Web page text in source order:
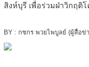
สิงห์บุรี เพื่อร่วมฝ่าวิกฤติ
BY : กชกร พวยไพบูลย์ (ผู้สื่อข่